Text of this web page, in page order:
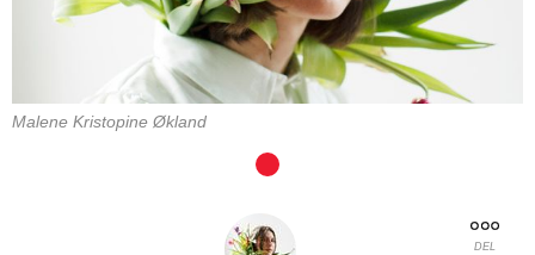
Malene Kristopine Økland
DEL